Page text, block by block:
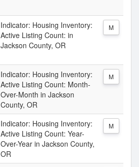
Indicator: Housing Inventory:
Active Listing Count: in
Jackson County, OR
M
Indicator: Housing Inventory:
Active Listing Count: Month-
Over-Month in Jackson
County, OR
M
Indicator: Housing Inventory:
Active Listing Count: Year-
Over-Year in Jackson County,
OR
M